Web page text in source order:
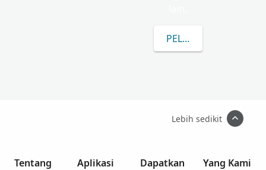
PELAJARI LEBIH
Lebih sedikit
Tentang
Aplikasi
Dapatkan
Yang Kami